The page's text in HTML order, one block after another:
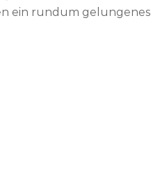
ein rundum gelungenes